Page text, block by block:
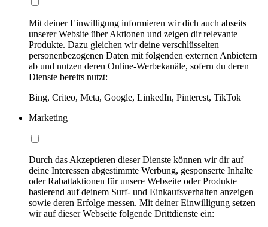
Mit deiner Einwilligung informieren wir dich auch abseits
unserer Website über Aktionen und zeigen dir relevante
Produkte. Dazu gleichen wir deine verschlüsselten
personenbezogenen Daten mit folgenden externen Anbietern
ab und nutzen deren Online-Werbekanäle, sofern du deren
Dienste bereits nutzt:
Bing, Criteo, Meta, Google, LinkedIn, Pinterest, TikTok
Marketing
Durch das Akzeptieren dieser Dienste können wir dir auf
deine Interessen abgestimmte Werbung, gesponserte Inhalte
oder Rabattaktionen für unsere Webseite oder Produkte
basierend auf deinem Surf- und Einkaufsverhalten anzeigen
sowie deren Erfolge messen. Mit deiner Einwilligung setzen
wir auf dieser Webseite folgende Drittdienste ein: